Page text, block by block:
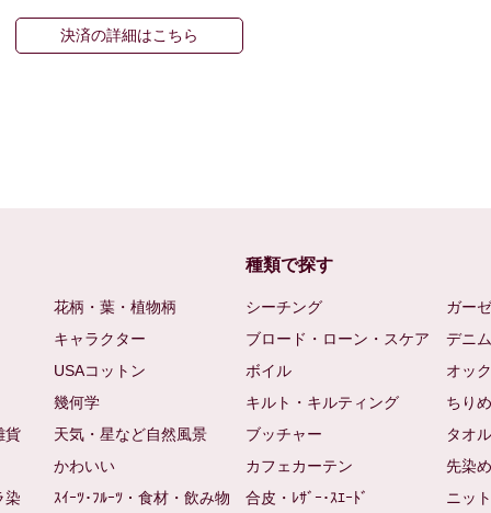
決済の詳細はこちら
花柄・葉・植物柄
キャラクター
USAコットン
幾何学
貨
天気・星など自然風景
かわいい
染
ｽｲｰﾂ･ﾌﾙｰﾂ・食材・飲み物
種類で探す
シーチング
ガー
ブロード・ローン・スケア
デニ
ボイル
オッ
キルト・キルティング
ちり
ブッチャー
タオ
カフェカーテン
先染
合皮・ﾚｻﾞｰ･ｽｴｰﾄﾞ
ニッ